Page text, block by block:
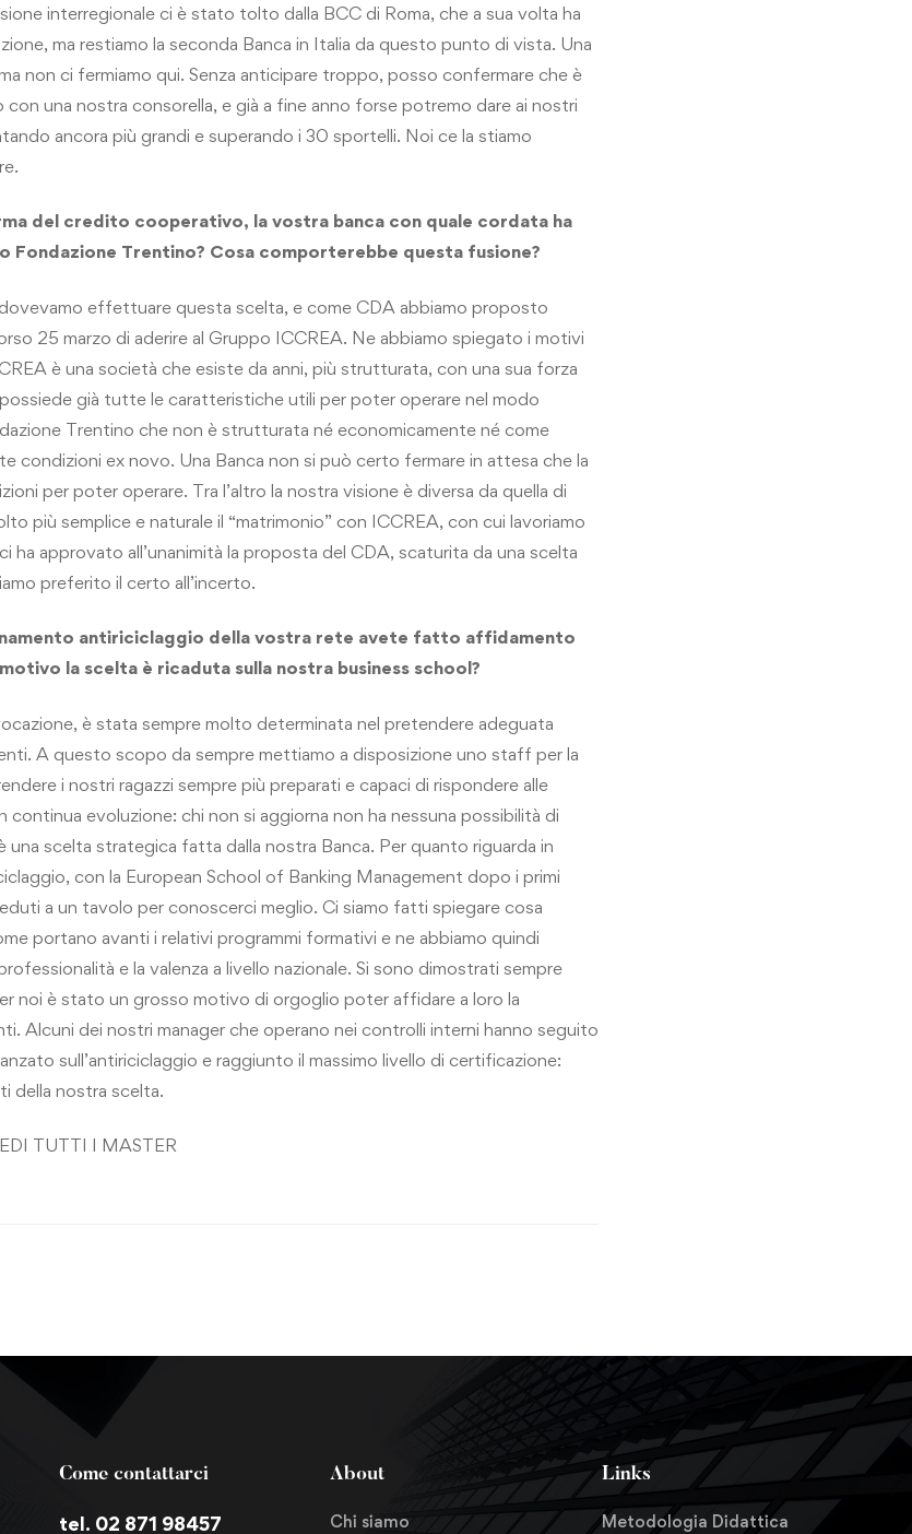
interregionale ci è stato tolto dalla BCC di Roma, che a sua volta ha
ma restiamo la seconda Banca in Italia da questo punto di vista. Una
non ci fermiamo qui. Senza anticipare troppo, posso confermare che è
una nostra consorella, e già a fine anno forse potremo dare ai nostri
ancora più grandi e superando i 30 sportelli. Noi ce la stiamo
del credito cooperativo, la vostra banca con quale cordata ha
Fondazione Trentino? Cosa comporterebbe questa fusione?
effettuare questa scelta, e come CDA abbiamo proposto
25 marzo di aderire al Gruppo ICCREA. Ne abbiamo spiegato i motivi
è una società che esiste da anni, più strutturata, con una sua forza
già tutte le caratteristiche utili per poter operare nel modo
Trentino che non è strutturata né economicamente né come
condizioni ex novo. Una Banca non si può certo fermare in attesa che la
per poter operare. Tra l’altro la nostra visione è diversa da quella di
più semplice e naturale il “matrimonio” con ICCREA, con cui lavoriamo
ha approvato all’unanimità la proposta del CDA, scaturita da una scelta
preferito il certo all’incerto.
antiriciclaggio della vostra rete avete fatto affidamento
la scelta è ricaduta sulla nostra business school?
è stata sempre molto determinata nel pretendere adeguata
A questo scopo da sempre mettiamo a disposizione uno staff per la
i nostri ragazzi sempre più preparati e capaci di rispondere alle
continua evoluzione: chi non si aggiorna non ha nessuna possibilità di
una scelta strategica fatta dalla nostra Banca. Per quanto riguarda in
con la European School of Banking Management dopo i primi
a un tavolo per conoscerci meglio. Ci siamo fatti spiegare cosa
portano avanti i relativi programmi formativi e ne abbiamo quindi
e la valenza a livello nazionale. Si sono dimostrati sempre
noi è stato un grosso motivo di orgoglio poter affidare a loro la
Alcuni dei nostri manager che operano nei controlli interni hanno seguito
sull’antiriciclaggio e raggiunto il massimo livello di certificazione:
della nostra scelta.
TUTTI I MASTER
Come contattarci
tel. 02 871 98457
About
Chi siamo
Links
Metodologia Didattica